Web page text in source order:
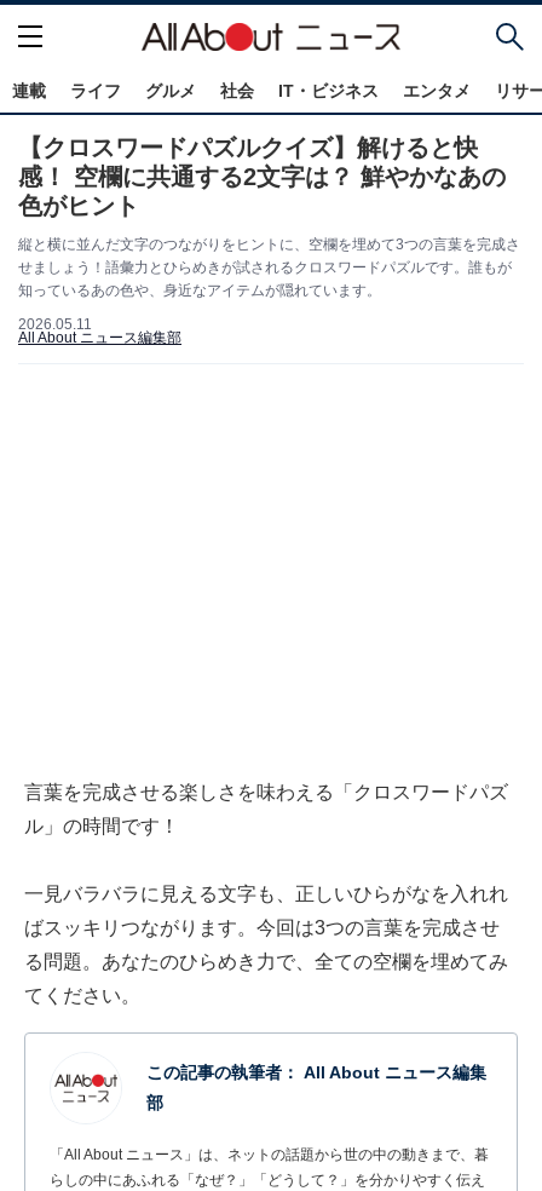
連載 ライフ グルメ 社会 IT・ビジネス エンタメ リサ
【クロスワードパズルクイズ】解けると快
感！ 空欄に共通する2文字は？ 鮮やかなあの
色がヒント
縦と横に並んだ文字のつながりをヒントに、空欄を埋めて3つの言葉を完成さ
せましょう！語彙力とひらめきが試されるクロスワードパズルです。誰もが
知っているあの色や、身近なアイテムが隠れています。
2026.05.11
All About ニュース編集部
言葉を完成させる楽しさを味わえる「クロスワードパズ
ル」の時間です！
一見バラバラに見える文字も、正しいひらがなを入れれ
ばスッキリつながります。今回は3つの言葉を完成させ
る問題。あなたのひらめき力で、全ての空欄を埋めてみ
てください。
この記事の執筆者： All About ニュース編集
部
「All About ニュース」は、ネットの話題から世の中の動きまで、暮
らしの中にあふれる「なぜ？」「どうして？」を分かりやすく伝え